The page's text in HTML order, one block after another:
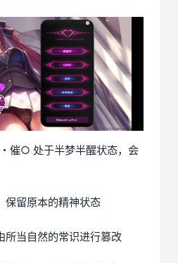
催○ 处于半梦半醒状态，会
保留原本的精神状态
所当自然的常识进行篡改